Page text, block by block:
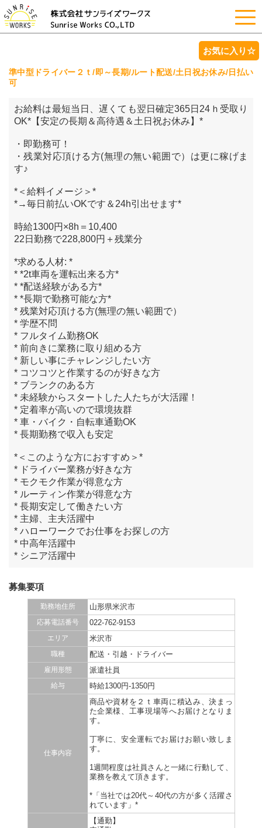
お気に入り☆
準中型ドライバー２ｔ/即～長期/ルート配送/土日祝お休み/日払い
可
お給料は最短当日、遅くても翌日確定365日24ｈ受取り
OK*【安定の長期＆高待遇＆土日祝お休み】*
・即勤務可！
・残業対応頂ける方(無理の無い範囲で）は更に稼げま
す♪
*＜給料イメージ＞*
*→毎日前払いOKです＆24h引出せます*
時給1300円×8h＝10,400
22日勤務で228,800円＋残業分
*求める人材: *
* *2t車両を運転出来る方*
* *配送経験がある方*
* *長期で勤務可能な方*
* 残業対応頂ける方(無理の無い範囲で）
* 学歴不問
* フルタイム勤務OK
* 前向きに業務に取り組める方
* 新しい事にチャレンジしたい方
* コツコツと作業するのが好きな方
* ブランクのある方
* 未経験からスタートした人たちが大活躍！
* 定着率が高いので環境抜群
* 車・バイク・自転車通勤OK
* 長期勤務で収入も安定
*＜このような方におすすめ＞*
* ドライバー業務が好きな方
* モクモク作業が得意な方
* ルーティン作業が得意な方
* 長期安定して働きたい方
* 主婦、主夫活躍中
* ハローワークでお仕事をお探しの方
* 中高年活躍中
* シニア活躍中
募集要項
勤務地住所 山形県米沢市
応募電話番号 022-762-9153
エリア 米沢市
職種 配送・引越・ドライバー
雇用形態 派遣社員
給与 時給1300円-1350円
仕事内容
商品や資材を２ｔ車両に積込み、決まっ
た企業様、工事現場等へお届けとなりま
す。
丁寧に、安全運転でお届けお願い致しま
す。
1週間程度は社員さんと一緒に行動して、
業務を教えて頂きます。
*「当社では20代～40代の方が多く活躍さ
れています」*
【通勤】